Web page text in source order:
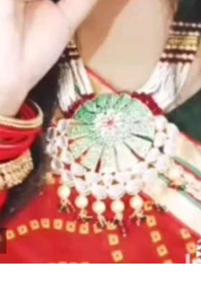
नेहा म्यूजिक वर्ल्ड पर रिलीज हुआ भोजपुरी गीत जिंदगी जियल छोड़ देहब, दर्शकों का मिल
साजिद नाडियाडवाला के साथ 25 वर्षों का सफर, अब ‘ओम गोल्डन फ्यूचर मूवीज़’ के